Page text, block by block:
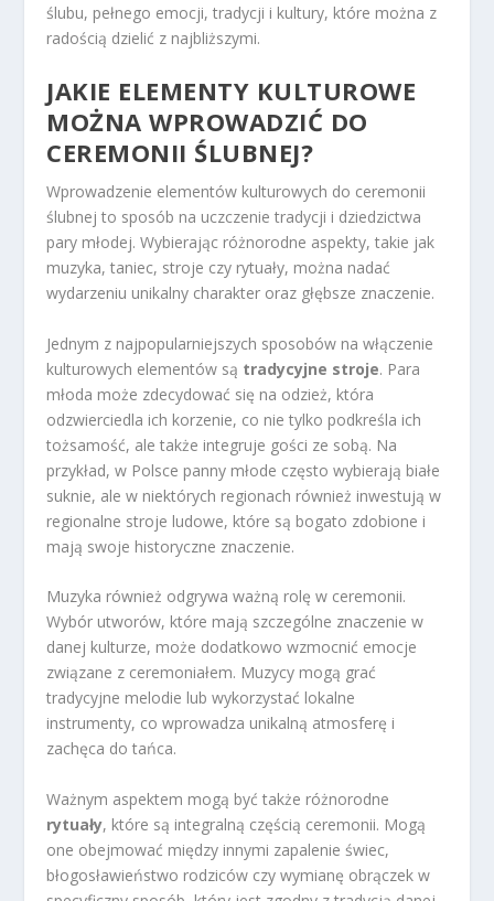
ślubu, pełnego emocji, tradycji i kultury, które można z
radością dzielić z najbliższymi.
JAKIE ELEMENTY KULTUROWE
MOŻNA WPROWADZIĆ DO
CEREMONII ŚLUBNEJ?
Wprowadzenie elementów kulturowych do ceremonii
ślubnej to sposób na uczczenie tradycji i dziedzictwa
pary młodej. Wybierając różnorodne aspekty, takie jak
muzyka, taniec, stroje czy rytuały, można nadać
wydarzeniu unikalny charakter oraz głębsze znaczenie.
Jednym z najpopularniejszych sposobów na włączenie
kulturowych elementów są tradycyjne stroje. Para
młoda może zdecydować się na odzież, która
odzwierciedla ich korzenie, co nie tylko podkreśla ich
tożsamość, ale także integruje gości ze sobą. Na
przykład, w Polsce panny młode często wybierają białe
suknie, ale w niektórych regionach również inwestują w
regionalne stroje ludowe, które są bogato zdobione i
mają swoje historyczne znaczenie.
Muzyka również odgrywa ważną rolę w ceremonii.
Wybór utworów, które mają szczególne znaczenie w
danej kulturze, może dodatkowo wzmocnić emocje
związane z ceremoniałem. Muzycy mogą grać
tradycyjne melodie lub wykorzystać lokalne
instrumenty, co wprowadza unikalną atmosferę i
zachęca do tańca.
Ważnym aspektem mogą być także różnorodne
rytuały, które są integralną częścią ceremonii. Mogą
one obejmować między innymi zapalenie świec,
błogosławieństwo rodziców czy wymianę obrączek w